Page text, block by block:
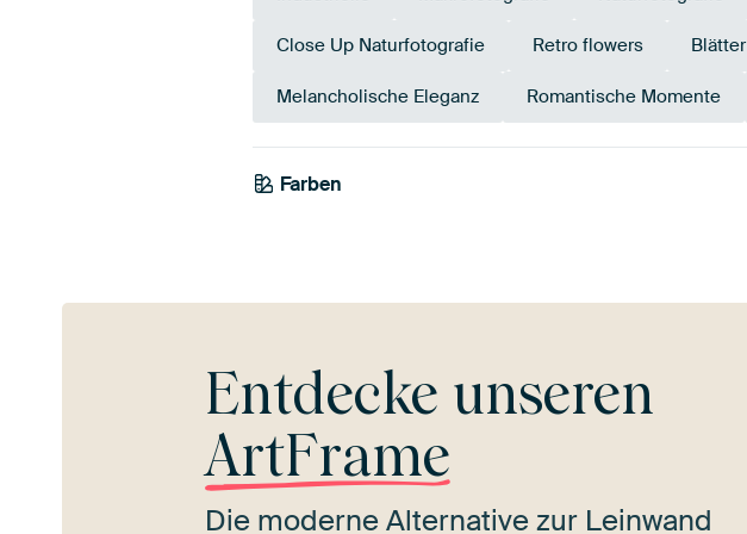
Close Up Naturfotografie Retro flowers Blätter
Melancholische Eleganz Romantische Momente
Farben
Anthrazit
Entdecke unseren
ArtFrame
Die moderne Alternative zur Leinwand